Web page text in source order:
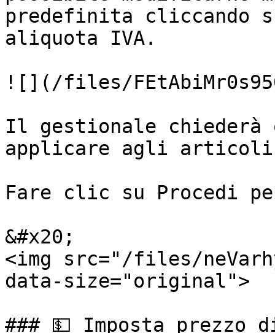
predefinita cliccando
aliquota IVA.
![](/files/
Il gestionale
applicare agli
Fare clic su Procedi
&#x20;
<img src="/files/
data-size="original">
### 💵 Imposta